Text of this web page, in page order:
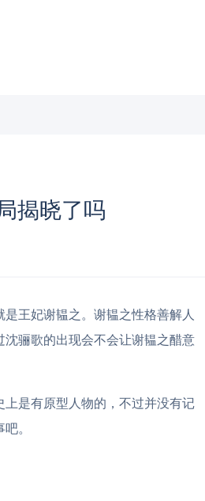
揭晓了吗
王妃谢韫之。谢韫之性格善解人
骊歌的出现会不会让谢韫之醋意
是有原型人物的，不过并没有记
。